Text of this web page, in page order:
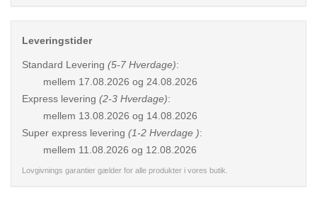
Leveringstider
Standard Levering (5-7 Hverdage):
mellem 17.08.2026 og 24.08.2026
Express levering (2-3 Hverdage):
mellem 13.08.2026 og 14.08.2026
Super express levering (1-2 Hverdage ):
mellem 11.08.2026 og 12.08.2026
Lovgivnings garantier gælder for alle produkter i vores butik.